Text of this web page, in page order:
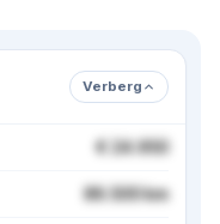
Verberg
€ 24.950
86.500 km